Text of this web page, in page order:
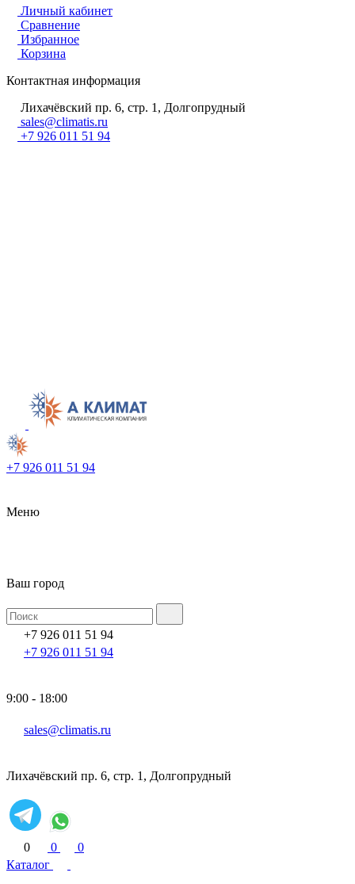
Личный кабинет
Сравнение
Избранное
Корзина
Контактная информация
Лихачёвский пр. 6, стр. 1, Долгопрудный
sales@climatis.ru
+7 926 011 51 94
+7 926 011 51 94
Меню
Ваш город
+7 926 011 51 94
+7 926 011 51 94
9:00 - 18:00
sales@climatis.ru
Лихачёвский пр. 6, стр. 1, Долгопрудный
0 0
0
Каталог